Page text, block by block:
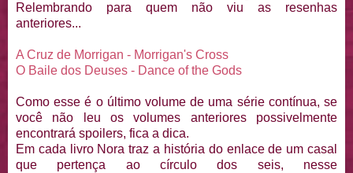
Relembrando para quem não viu as resenhas
anteriores...
A Cruz de Morrigan - Morrigan's Cross
O Baile dos Deuses - Dance of the Gods
Como esse é o último volume de uma série contínua, se
você não leu os volumes anteriores possivelmente
encontrará spoilers, fica a dica.
Em cada livro Nora traz a história do enlace de um casal
que pertença ao círculo dos seis, nesse